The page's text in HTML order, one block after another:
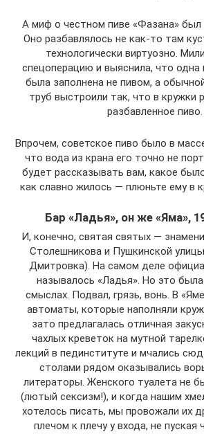
А миф о честном пиве «Фазана» был
Оно разбавлялось не как-то там
технологически виртуозно.
спецоперацию и выяснила, что одна
была заполнена не пивом, а
труб выстроили так, что в кружки
разбавленное пиво.
Впрочем, советское пиво было в
что вода из крана его точно не
будет рассказывать вам, какое
как славно жилось — плюньте ему в
Бар «Ладья», он же «Яма»,
И, конечно, святая святых —
Столешникова и Пушкинской
Дмитровка). На самом деле
называлось «Ладья». Но это
смыслах. Подвал, грязь, вонь. В
автоматы, которые наполняли
зато предлагалась отличная
чахлых креветок на мутной
лекций в пединституте и мчались
столами рядом оказывались
литераторы. Женского туалета не
(лютый сексизм!), и когда нашим
хотелось писать, мы провожали их
плечом к плечу у входа, не пуская